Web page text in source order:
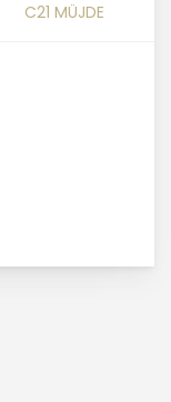
C21 MÜJDE